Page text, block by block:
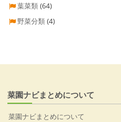
葉菜類 (64)
野菜分類 (4)
菜園ナビまとめについて
菜園ナビまとめについて